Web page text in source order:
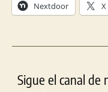
Nextdoor X
Sigue el canal de